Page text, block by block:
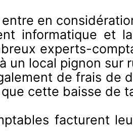
en
informatique et
experts-
un local pignon sur
de frais de
cette baisse de
facturent